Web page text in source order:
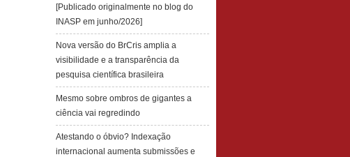
[Publicado originalmente no blog do
INASP em junho/2026]
Nova versão do BrCris amplia a
visibilidade e a transparência da
pesquisa científica brasileira
Mesmo sobre ombros de gigantes a
ciência vai regredindo
Atestando o óbvio? Indexação
internacional aumenta submissões e